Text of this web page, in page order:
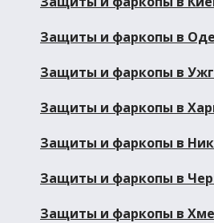
Защиты и фаркопы в
Защиты и фаркопы в
Защиты и фаркопы в
Защиты и фаркопы в
Защиты и фаркопы в
Защиты и фаркопы в